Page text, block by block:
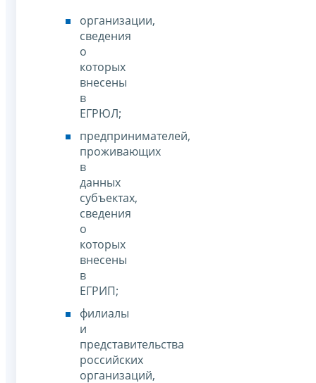
организации,
сведения
о
которых
внесены
в
ЕГРЮЛ;
предпринимателей,
проживающих
в
данных
субъектах,
сведения
о
которых
внесены
в
ЕГРИП;
филиалы
и
представительства
российских
организаций,